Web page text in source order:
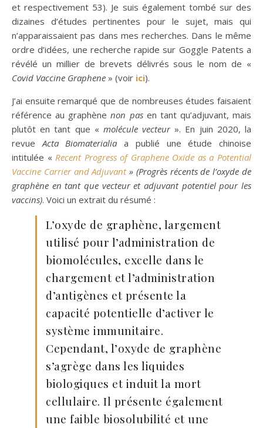
et respectivement 53). Je suis également tombé sur des
dizaines d’études pertinentes pour le sujet, mais qui
n’apparaissaient pas dans mes recherches. Dans le même
ordre d’idées, une recherche rapide sur Goggle Patents a
révélé un millier de brevets délivrés sous le nom de «
Covid Vaccine Graphene » (voir ici).
J’ai ensuite remarqué que de nombreuses études faisaient
référence au graphènenon pas en tant qu’adjuvant, mais
plutôt en tant que « molécule vecteur». En juin 2020, la
revueActa Biomaterialia a publié une étude chinoise
intitulée «Recent Progress of Graphene Oxide as a Potential
Vaccine Carrier and Adjuvant» (Progrès récents de l’oxyde de
graphène en tant que vecteur et adjuvant potentiel pour les
vaccins). Voici un extrait du résumé :
L’oxyde de graphène, largement
utilisé pour l’administration de
biomolécules, excelle dans le
chargement et l’administration
d’antigènes et présente la
capacité potentielle d’activer le
système immunitaire.
Cependant, l’oxyde de graphène
s’agrège dans les liquides
biologiques et induit la mort
cellulaire. Il présente également
une faible biosolubilité et une